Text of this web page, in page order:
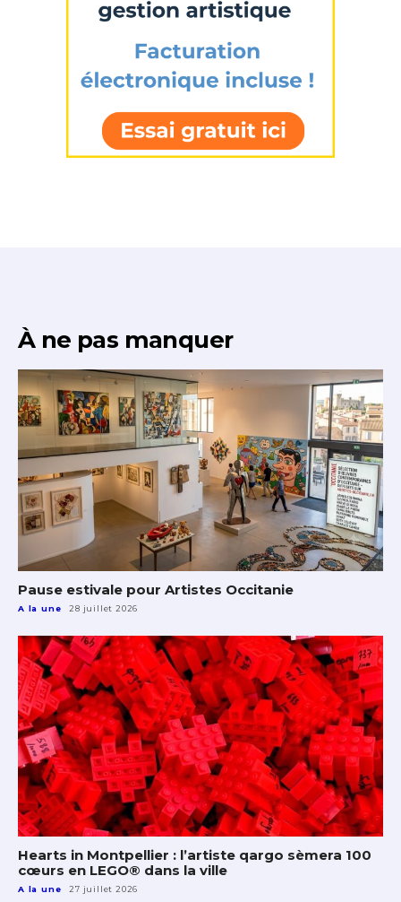
À ne pas manquer
Pause estivale pour Artistes Occitanie
A la une 28 juillet 2026
Hearts in Montpellier : l’artiste qargo sèmera 100
cœurs en LEGO® dans la ville
A la une 27 juillet 2026